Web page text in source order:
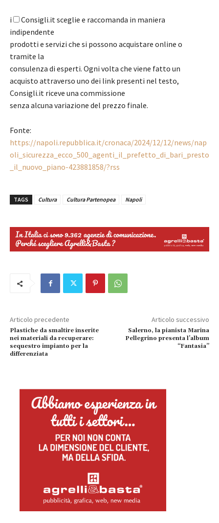
i
Consigli.it sceglie e raccomanda in maniera
indipendente
prodotti e servizi che si possono acquistare online o
tramite la
consulenza di esperti. Ogni volta che viene fatto un
acquisto attraverso uno dei link presenti nel testo,
Consigli.it riceve una commissione
senza alcuna variazione del prezzo finale.
Fonte:
https://napoli.repubblica.it/cronaca/2024/12/12/news/nap
oli_sicurezza_ecco_500_agenti_il_prefetto_di_bari_presto
_il_nuovo_piano-423881858/?rss
TAGS Cultura Cultura Partenopea Napoli
Articolo precedente
Plastiche da smaltire inserite
nei materiali da recuperare:
sequestro impianto per la
differenziata
Articolo successivo
Salerno, la pianista Marina
Pellegrino presenta l’album
“Fantasia”